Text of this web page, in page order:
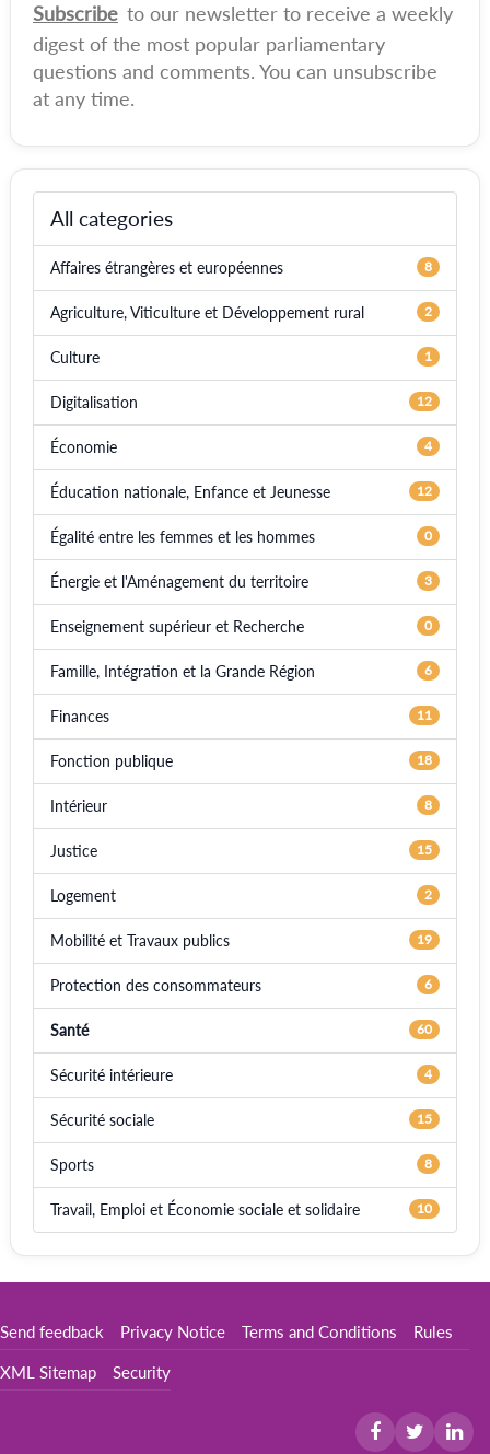
Subscribe to our newsletter to receive a weekly
digest of the most popular parliamentary
questions and comments. You can unsubscribe
at any time.
All categories
Affaires étrangères et européennes 8
Agriculture, Viticulture et Développement rural 2
Culture 1
Digitalisation 12
Économie 4
Éducation nationale, Enfance et Jeunesse 12
Égalité entre les femmes et les hommes 0
Énergie et l'Aménagement du territoire 3
Enseignement supérieur et Recherche 0
Famille, Intégration et la Grande Région 6
Finances 11
Fonction publique 18
Intérieur 8
Justice 15
Logement 2
Mobilité et Travaux publics 19
Protection des consommateurs 6
Santé 60
Sécurité intérieure 4
Sécurité sociale 15
Sports 8
Travail, Emploi et Économie sociale et solidaire 10
Send feedback Privacy Notice Terms and Conditions Rules
XML Sitemap Security